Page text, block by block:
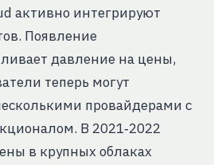
активно интегрируют
Появление
давление на цены,
теперь могут
провайдерами с
В 2021‑2022
в крупных облаках